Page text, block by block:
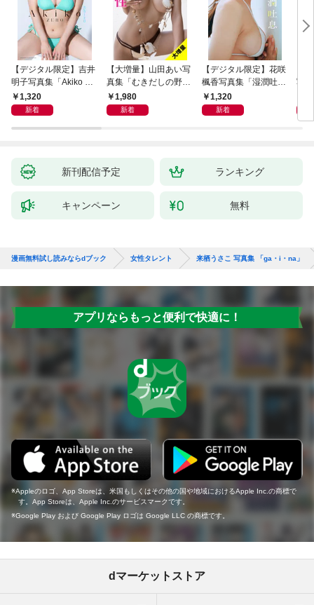
【デジタル限定】吉井
明子写真集「Akiko エ
ピソード0－ZERO
－」
1,320
新着
【大増量】山田あい写
真集「むきだしの野
性」1,980
新着
【デジタル限定】花咲
楓香写真集「湿潤吐
息」1,320
新着
写
新刊配信予定 ランキング
キャンペーン 無料
漫画無料試し読みならdブック 女性タレント 来栖うさこ 写真集 「ga・i・na」
アプリならもっと便利で快適に！
Appleのロゴ、App Storeは、米国もしくはその他の国や地域におけるApple Inc.の商標で
す。App Storeは、Apple Inc.のサービスマークです。
Google Play および Google Play ロゴは Google LLC の商標です。
dマーケットストア